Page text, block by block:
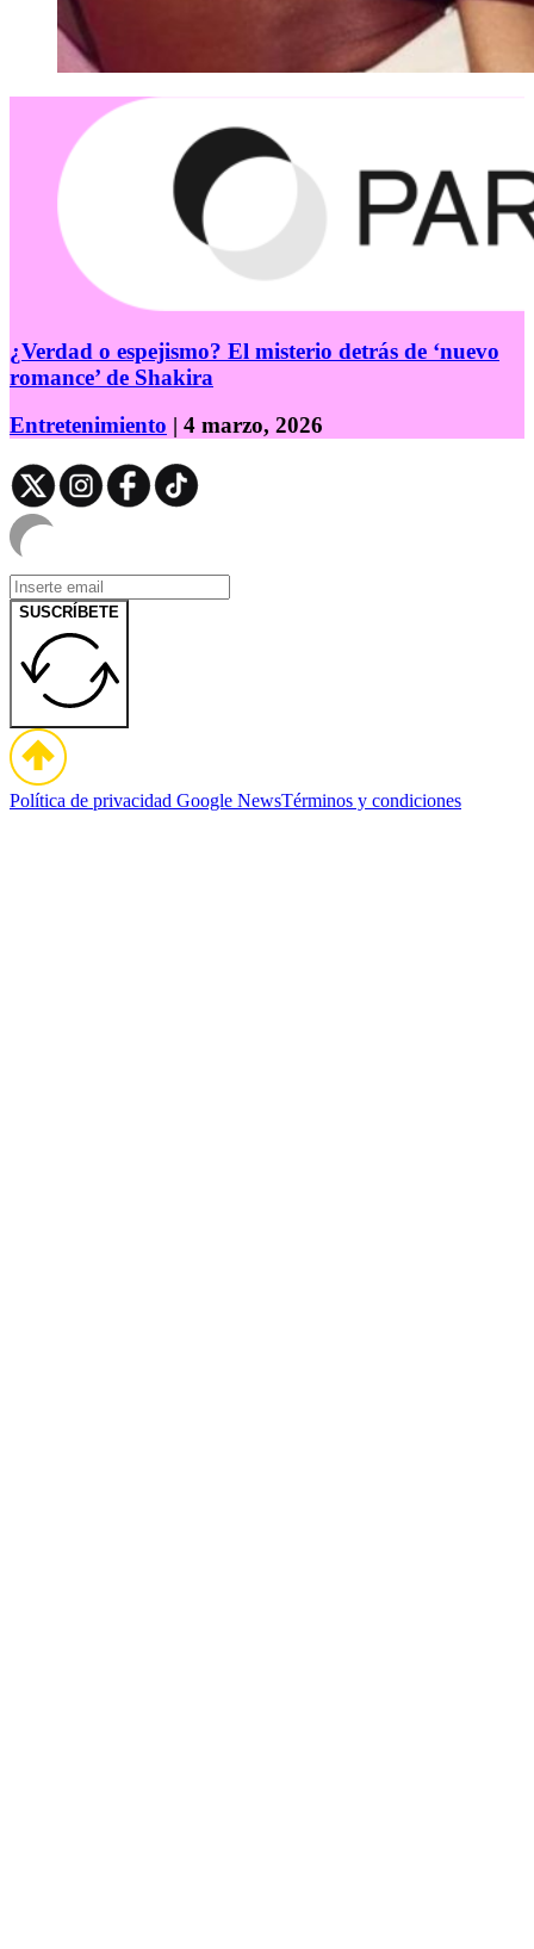
¿Verdad o espejismo? El misterio detrás de ‘nuevo
romance’ de Shakira
Entretenimiento | 4 marzo, 2026
SUSCRÍBETE
Política de privacidad Google NewsTérminos y condiciones